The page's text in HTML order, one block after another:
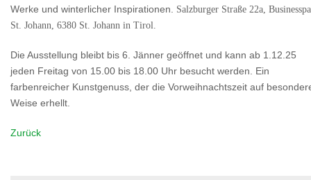
Werke und winterlicher Inspirationen. Salzburger Straße 22a,
St. Johann, 6380 St. Johann in Tirol.
Die Ausstellung bleibt bis 6. Jänner geöffnet und kann ab 1.12.25
jeden Freitag von 15.00 bis 18.00 Uhr besucht werden. Ein
farbenreicher Kunstgenuss, der die Vorweihnachtszeit auf
Weise erhellt.
Zurück